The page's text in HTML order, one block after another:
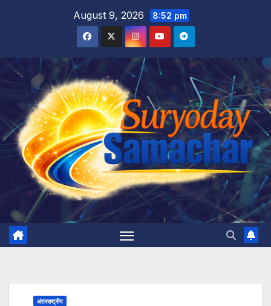
August 9, 2026 8:52 pm
अंतरराष्ट्रीय